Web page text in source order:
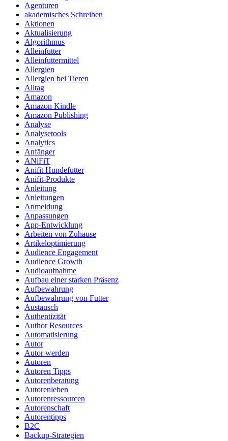
Agenturen
akademisches Schreiben
Aktionen
Aktualisierung
Algorithmus
Alleinfutter
Alleinfuttermittel
Allergien
Allergien bei Tieren
Alltag
Amazon
Amazon Kindle
Amazon Publishing
Analyse
Analysetools
Analytics
Anfänger
ANiFiT
Anifit Hundefutter
Anifit-Produkte
Anleitung
Anleitungen
Anmeldung
Anpassungen
App-Entwicklung
Arbeiten von Zuhause
Artikeloptimierung
Audience Engagement
Audience Growth
Audioaufnahme
Aufbau einer starken Präsenz
Aufbewahrung
Aufbewahrung von Futter
Austausch
Authentizität
Author Resources
Automatisierung
Autor
Autor werden
Autoren
Autoren Tipps
Autorenberatung
Autorenleben
Autorenressourcen
Autorenschaft
Autorentipps
B2C
Backup-Strategien